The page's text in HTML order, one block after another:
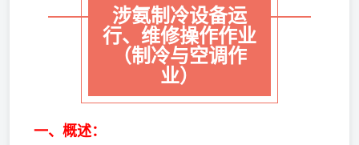
涉氨制冷设备运
行、维修操作作业
（制冷与空调作
业）
一、概述：